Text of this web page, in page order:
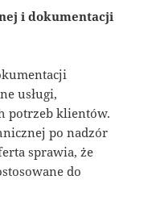
i dokumentacji
usługi,
potrzeb klientów.
po nadzór
sprawia, że
do